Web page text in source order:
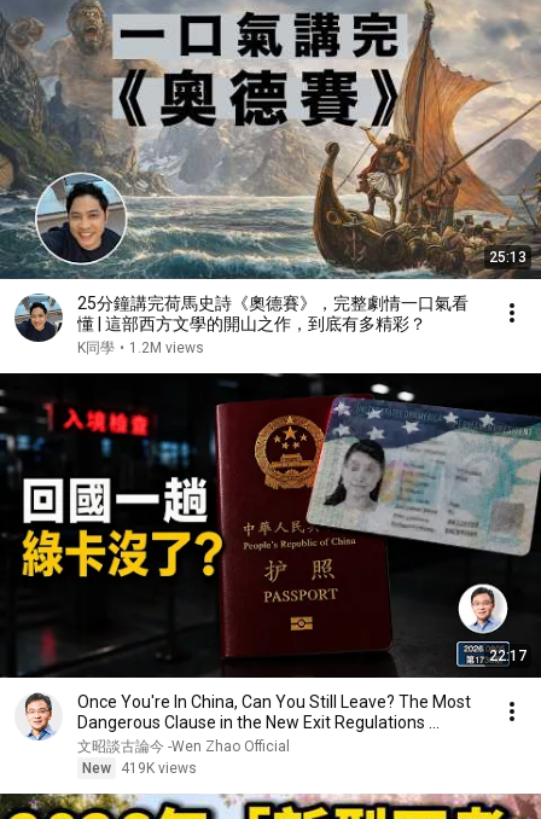
25:13
25分鐘講完荷馬史詩《奧德賽》，完整劇情一口氣看
懂 | 這部西方文學的開山之作，到底有多精彩？
K同學 • 1.2M views
22:17
Once You're In China, Can You Still Leave? The Most
Dangerous Clause in the New Exit Regulations ...
文昭談古論今 -Wen Zhao Official
New
419K views